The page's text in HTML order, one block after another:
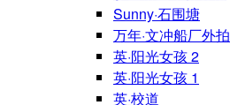
Sunny·石围塘
万年·文冲船厂外拍
英·阳光女孩 2
英·阳光女孩 1
英·校道